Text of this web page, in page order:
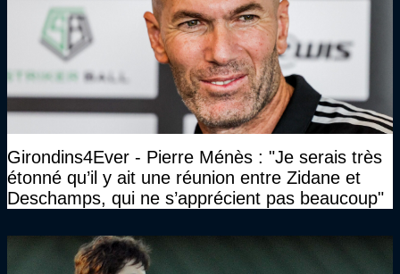
Girondins4Ever - Pierre Ménès : "Je serais très
étonné qu’il y ait une réunion entre Zidane et
Deschamps, qui ne s’apprécient pas beaucoup"